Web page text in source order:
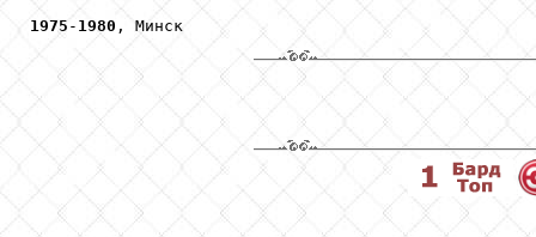
1975 - 1980